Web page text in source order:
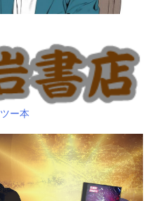
ー本